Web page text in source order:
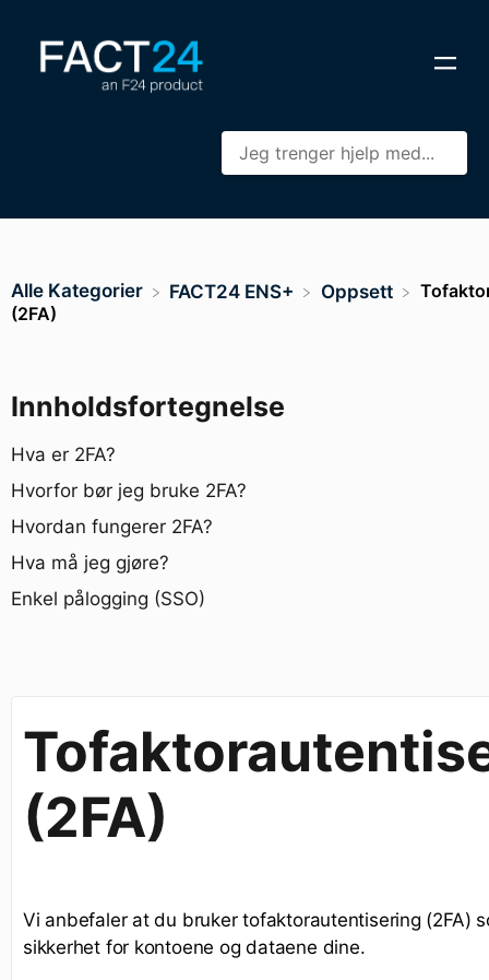
Innholdsfortegnelse
Hva er 2FA?
Hvorfor bør jeg bruke 2FA?
Hvordan fungerer 2FA?
Hva må jeg gjøre?
Enkel pålogging (SSO)
Alle Kategorier ​FACT24 ENS+ ​Oppsett
(2FA)
(2FA)
Vi anbefaler at du bruker tofaktorautentisering (2FA)
sikkerhet for kontoene og dataene dine.